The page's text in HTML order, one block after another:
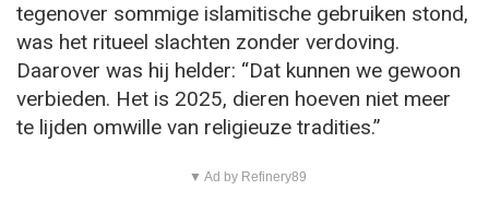
tegenover sommige islamitische gebruiken stond,
was het ritueel slachten zonder verdoving.
Daarover was hij helder: “Dat kunnen we gewoon
verbieden. Het is 2025, dieren hoeven niet meer
te lijden omwille van religieuze tradities.”
▼ Ad by Refinery89